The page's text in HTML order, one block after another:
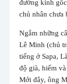
đường kính
chủ nhân chưa
Ngắm những
Lê Minh (chủ
tiếng ở Sapa,
độ già, hiếm
Mới đây, ông